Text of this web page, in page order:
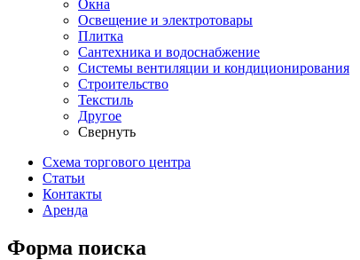
Окна
Освещение и электротовары
Плитка
Сантехника и водоснабжение
Системы вентиляции и кондиционирования
Строительство
Текстиль
Другое
Свернуть
Схема торгового центра
Статьи
Контакты
Аренда
Форма поиска